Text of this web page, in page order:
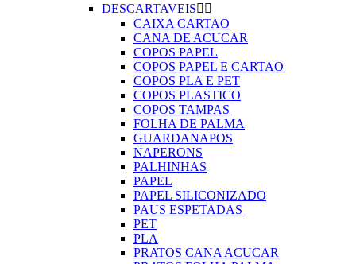
DESCARTAVEIS 
CAIXA CARTAO
CANA DE ACUCAR
COPOS PAPEL
COPOS PAPEL E CARTAO
COPOS PLA E PET
COPOS PLASTICO
COPOS TAMPAS
FOLHA DE PALMA
GUARDANAPOS
NAPERONS
PALHINHAS
PAPEL
PAPEL SILICONIZADO
PAUS ESPETADAS
PET
PLA
PRATOS CANA ACUCAR